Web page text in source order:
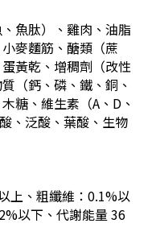
魚肽）、雞肉、油脂
麥麵筋、醣類（蔗
黃乾、增稠劑（改性
（鈣、磷、鐵、銅、
糖、維生素（A、D、
、泛酸、葉酸、生物
上、粗纖維：0.1%以
以下、代謝能量 36